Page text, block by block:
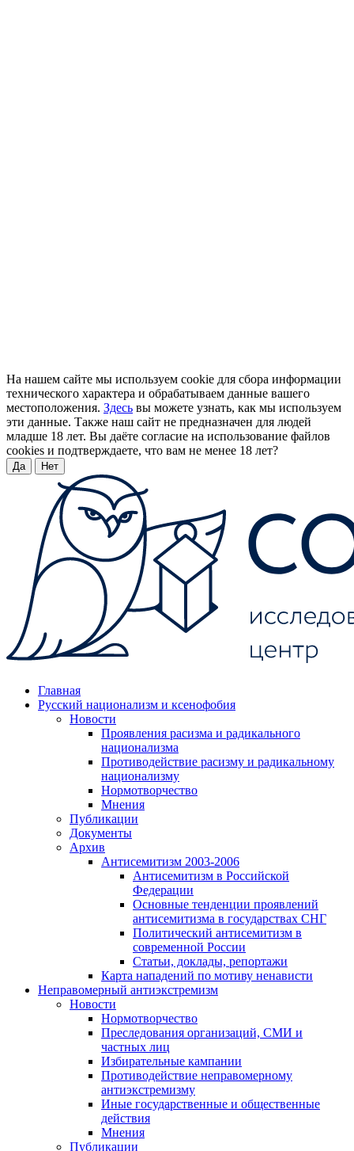
На нашем сайте мы используем cookie для сбора информации
технического характера и обрабатываем данные вашего
местоположения. Здесь вы можете узнать, как мы используем
эти данные. Также наш сайт не предназначен для людей
младше 18 лет. Вы даёте согласие на использование файлов
cookies и подтверждаете, что вам не менее 18 лет?
Да Нет
Главная
Русский национализм и ксенофобия
Новости
Проявления расизма и радикального
национализма
Противодействие расизму и радикальному
национализму
Нормотворчество
Мнения
Публикации
Документы
Архив
Антисемитизм 2003-2006
Антисемитизм в Российской
Федерации
Основные тенденции проявлений
антисемитизма в государствах СНГ
Политический антисемитизм в
современной России
Статьи, доклады, репортажи
Карта нападений по мотиву ненависти
Неправомерный антиэкстремизм
Новости
Нормотворчество
Преследования организаций, СМИ и
частных лиц
Избирательные кампании
Противодействие неправомерному
антиэкстремизму
Иные государственные и общественные
действия
Мнения
Публикации